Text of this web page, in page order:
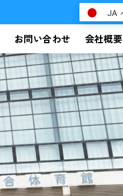
お問い合わせ 会社概要
JA